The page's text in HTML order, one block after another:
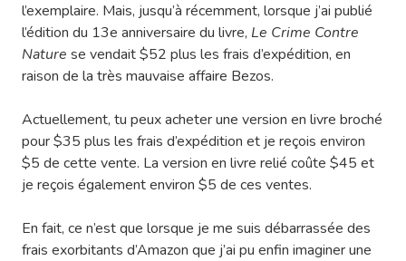
l’exemplaire. Mais, jusqu’à récemment, lorsque j’ai publié
l’édition du 13e anniversaire du livre, Le Crime Contre
Nature se vendait $52 plus les frais d’expédition, en
raison de la très mauvaise affaire Bezos.
Actuellement, tu peux acheter une version en livre broché
pour $35 plus les frais d’expédition et je reçois environ
$5 de cette vente. La version en livre relié coûte $45 et
je reçois également environ $5 de ces ventes.
En fait, ce n’est que lorsque je me suis débarrassée des
frais exorbitants d’Amazon que j’ai pu enfin imaginer une